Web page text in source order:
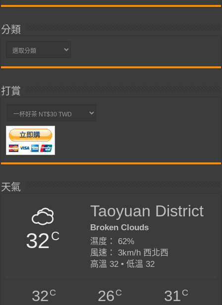
分類
分
打賞
天氣
32C
Taoyuan District
Broken Clouds
濕度： 62%
風速： 3km/h 西北西
高溫 32 • 低溫 32
32C 26C 31C